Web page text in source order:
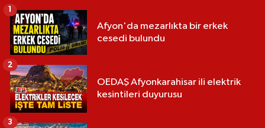
Afyon'da mezarlıkta bir erkek
cesedi bulundu
1
OEDAŞ Afyonkarahisar ili elektrik
kesintileri duyurusu
2
3